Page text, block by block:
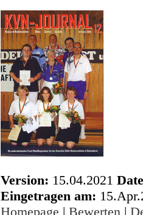
Version: 15.04.2021
Eingetragen am:
Homepage | Bewerten |